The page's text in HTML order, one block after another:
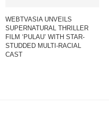
WEBTVASIA UNVEILS
SUPERNATURAL THRILLER
FILM ‘PULAU’ WITH STAR-
STUDDED MULTI-RACIAL
CAST